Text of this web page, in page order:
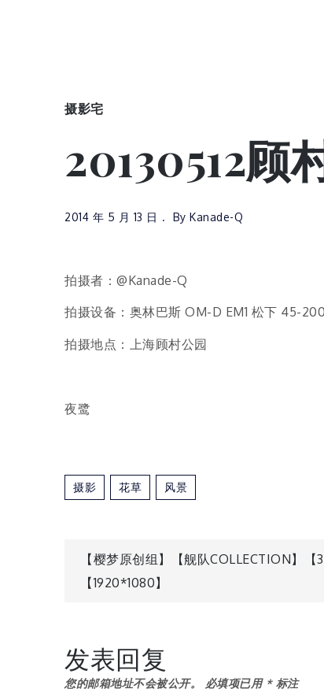
摄影宅
20130512顾
2014 年 5 月 13 日 By Kanade-Q
拍摄者：@Kanade-Q
拍摄设备：奥林巴斯 OM-D EM1 松下 45-
拍摄地点：上海顾村公园
夜鹭
摄影 花草 风景
文
导
【樱梦原创组】【舰队COLLECTION】【
【1920*1080】
发表回复
您的邮箱地址不会被公开。 必填项已用 *标注